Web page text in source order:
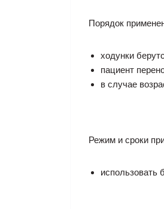
Порядок
ходунки
пациент
в случае
Режим и сроки
использовать